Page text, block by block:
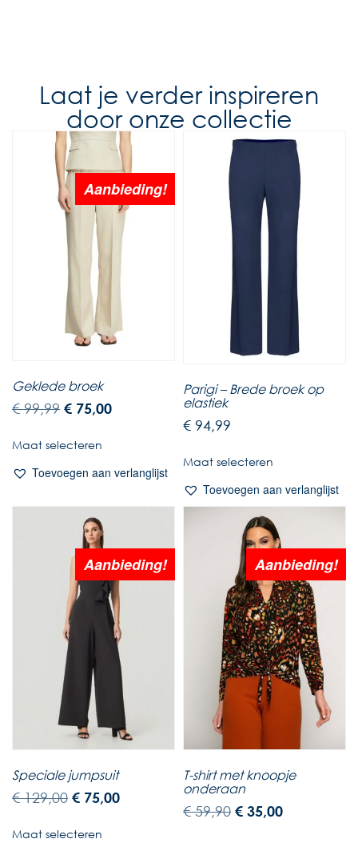
Laat je verder inspireren
door onze collectie
Aanbieding!
Geklede broek
€99,99 € 75,00
Maat selecteren
Toevoegen aan verlanglijst
Parigi – Brede broek op
elastiek
€ 94,99
Maat selecteren
Toevoegen aan verlanglijst
Aanbieding!
Speciale jumpsuit
€129,00 € 75,00
Maat selecteren
Aanbieding!
T-shirt met knoopje
onderaan
€59,90 € 35,00